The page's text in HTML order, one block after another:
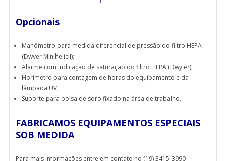
Opcionais
Manômetro para medida diferencial de pressão do filtro HEPA
(Dwyer MinihelicII);
Alarme com indicação de saturação do filtro HEPA (Dwy'er);
Horimetro para contagem de horas do equipamento e da
lâmpada UV;
Suporte para bolsa de soro fixado na área de trabalho.
FABRICAMOS EQUIPAMENTOS ESPECIAIS
SOB MEDIDA
Para mais informações entre em contato no (19) 3415-3990